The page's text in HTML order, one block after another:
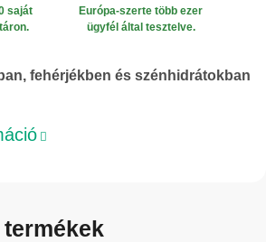
saját
Európa-szerte több ezer
ügyfél által tesztelve.
fehérjékben és szénhidrátokban